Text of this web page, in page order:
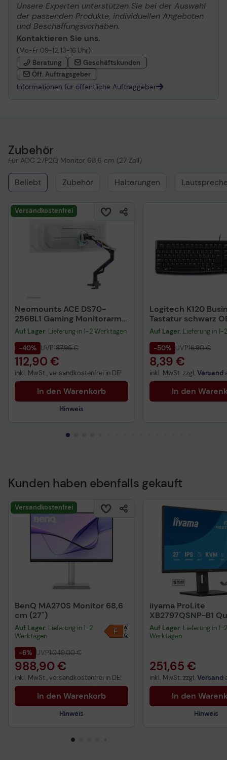
Unsere Experten unterstützen Sie bei der Auswahl
der passenden Produkte, individuellen Angeboten
und Beschaffungsvorhaben.
Kontaktieren Sie uns.
(Mo-Fr 09-12, 13-16 Uhr)
Beratung
Geschäftskunden
Öff. Auftragsgeber
Informationen für öffentliche Auftraggeber
Zubehör
Für AOC 27P2Q Monitor 68,6 cm (27 Zoll)
Beliebt Zubehör Halterungen
Versandkostenfrei
Neomounts ACE DS70-
256BL1 Gaming Monitorarm
Tischhalterung 61-145 cm
24-57 Zoll
Auf Lager: Lieferung in 1-2 Werktagen
-40% UVP187,95 €
112,90 €
inkl. MwSt., versandkostenfrei in DE!
In den Warenkorb
Hinweis
Logitech K120
Tastatur schwarz
Auf Lager: Lieferung in
-50% UVP16,90 €
8,39 €
inkl. MwSt. zzgl. Versand
In den
Kunden haben ebenfalls gekauft
Versandkostenfrei
BenQ MA270S Monitor 68,6
cm (27")
Auf Lager: Lieferung in 1-2
Werktagen
-6% UVP1.049,00 €
988,90 €
inkl. MwSt., versandkostenfrei in DE!
In den Warenkorb
Hinweis
iiyama ProLite
XB2797QSNP-B1
Display 68,6 cm
Auf Lager: Lieferung in 1-2
Werktagen
251,65 €
inkl. MwSt. zzgl. Versand
In den
Hinweis